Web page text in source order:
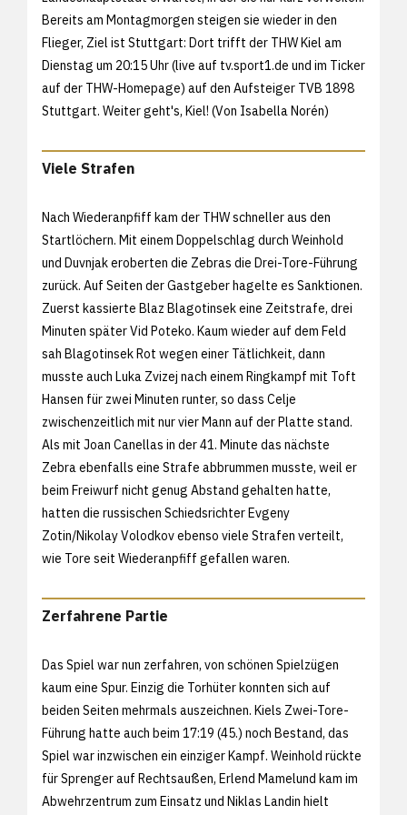
Bereits am Montagmorgen steigen sie wieder in den
Flieger, Ziel ist Stuttgart: Dort trifft der THW Kiel am
Dienstag um 20:15 Uhr (live auf tv.sport1.de und im Ticker
auf der THW-Homepage) auf den Aufsteiger TVB 1898
Stuttgart. Weiter geht's, Kiel! (Von Isabella Norén)
Viele Strafen
Nach Wiederanpfiff kam der THW schneller aus den
Startlöchern. Mit einem Doppelschlag durch Weinhold
und Duvnjak eroberten die Zebras die Drei-Tore-Führung
zurück. Auf Seiten der Gastgeber hagelte es Sanktionen.
Zuerst kassierte Blaz Blagotinsek eine Zeitstrafe, drei
Minuten später Vid Poteko. Kaum wieder auf dem Feld
sah Blagotinsek Rot wegen einer Tätlichkeit, dann
musste auch Luka Zvizej nach einem Ringkampf mit Toft
Hansen für zwei Minuten runter, so dass Celje
zwischenzeitlich mit nur vier Mann auf der Platte stand.
Als mit Joan Canellas in der 41. Minute das nächste
Zebra ebenfalls eine Strafe abbrummen musste, weil er
beim Freiwurf nicht genug Abstand gehalten hatte,
hatten die russischen Schiedsrichter Evgeny
Zotin/Nikolay Volodkov ebenso viele Strafen verteilt,
wie Tore seit Wiederanpfiff gefallen waren.
Zerfahrene Partie
Das Spiel war nun zerfahren, von schönen Spielzügen
kaum eine Spur. Einzig die Torhüter konnten sich auf
beiden Seiten mehrmals auszeichnen. Kiels Zwei-Tore-
Führung hatte auch beim 17:19 (45.) noch Bestand, das
Spiel war inzwischen ein einziger Kampf. Weinhold rückte
für Sprenger auf Rechtsaußen, Erlend Mamelund kam im
Abwehrzentrum zum Einsatz und Niklas Landin hielt